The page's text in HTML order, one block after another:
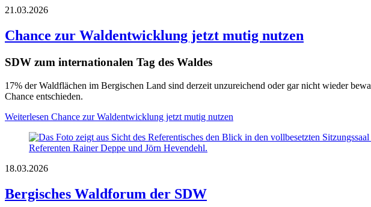
21.03.2026
Chance zur Waldentwicklung jetzt mutig nutzen
SDW zum internationalen Tag des Waldes
17% der Waldflächen im Bergischen Land sind derzeit unzureichend oder gar nicht wieder
Chance entschieden.
Weiterlesen Chance zur Waldentwicklung jetzt mutig nutzen
18.03.2026
Bergisches Waldforum der SDW